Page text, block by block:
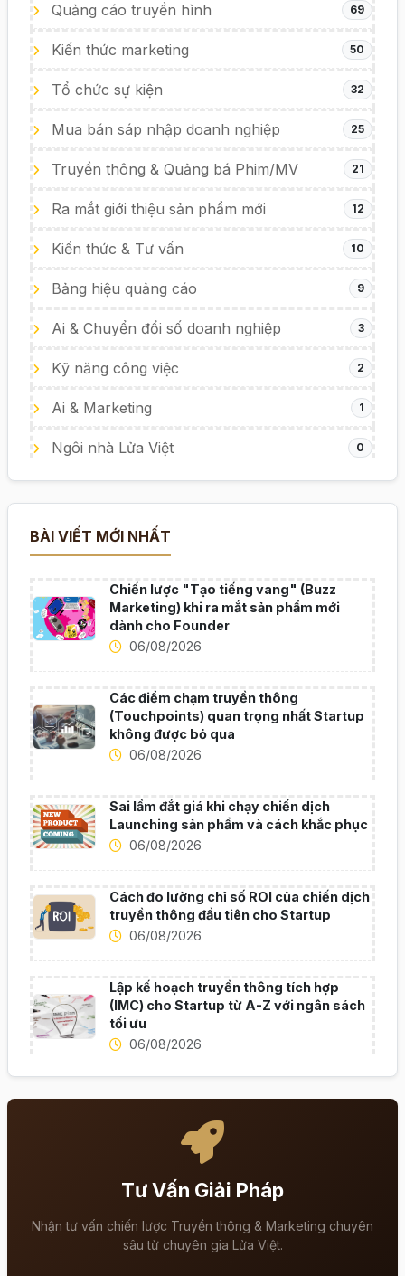
Quảng cáo truyền hình 69
Kiến thức marketing 50
Tổ chức sự kiện 32
Mua bán sáp nhập doanh nghiệp 25
Truyền thông & Quảng bá Phim/MV 21
Ra mắt giới thiệu sản phẩm mới 12
Kiến thức & Tư vấn 10
Bảng hiệu quảng cáo 9
Ai & Chuyển đổi số doanh nghiệp 3
Kỹ năng công việc 2
Ai & Marketing 1
Ngôi nhà Lửa Việt 0
BÀI VIẾT MỚI NHẤT
Chiến lược "Tạo tiếng vang" (Buzz
Marketing) khi ra mắt sản phẩm mới
dành cho Founder
06/08/2026
Các điểm chạm truyền thông
(Touchpoints) quan trọng nhất Startup
không được bỏ qua
06/08/2026
Sai lầm đắt giá khi chạy chiến dịch
Launching sản phẩm và cách khắc phục
06/08/2026
Cách đo lường chỉ số ROI của chiến dịch
truyền thông đầu tiên cho Startup
06/08/2026
Lập kế hoạch truyền thông tích hợp
(IMC) cho Startup từ A-Z với ngân sách
tối ưu
06/08/2026
Tư Vấn Giải Pháp
Nhận tư vấn chiến lược Truyền thông & Marketing chuyên
sâu từ chuyên gia Lửa Việt.